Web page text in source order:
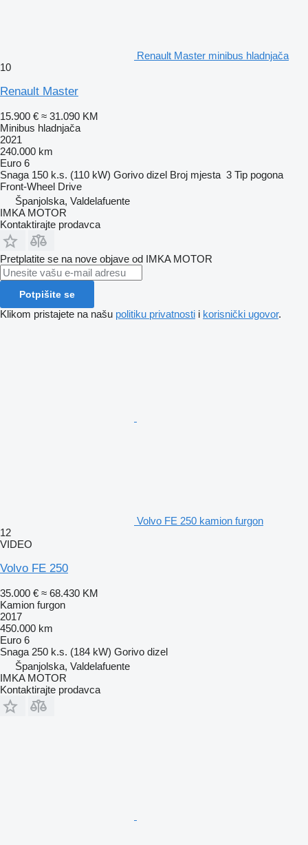
Renault Master minibus hladnjača
10
Renault Master
15.900 € ≈ 31.090 KM
Minibus hladnjača
2021
240.000 km
Euro 6
Snaga 150 k.s. (110 kW) Gorivo dizel Broj mjesta 3 Tip pogona
Front-Wheel Drive
Španjolska, Valdelafuente
IMKA MOTOR
Kontaktirajte prodavca
Pretplatite se na nove objave od IMKA MOTOR
Potpišite se
Klikom pristajete na našu politiku privatnosti i korisnički ugovor.
Volvo FE 250 kamion furgon
12
VIDEO
Volvo FE 250
35.000 € ≈ 68.430 KM
Kamion furgon
2017
450.000 km
Euro 6
Snaga 250 k.s. (184 kW) Gorivo dizel
Španjolska, Valdelafuente
IMKA MOTOR
Kontaktirajte prodavca